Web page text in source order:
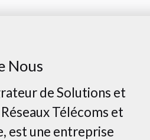
Nous
de Solutions et
Télécoms et
est une entreprise